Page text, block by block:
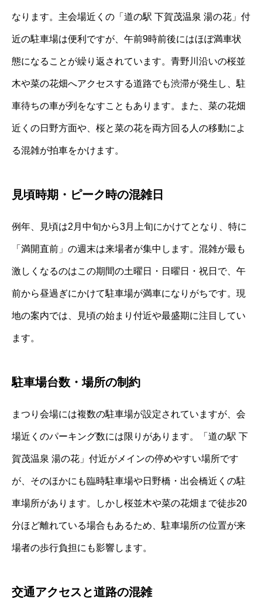
なります。主会場近くの「道の駅 下賀茂温泉 湯の花」付
近の駐車場は便利ですが、午前9時前後にはほぼ満車状
態になることが繰り返されています。青野川沿いの桜並
木や菜の花畑へアクセスする道路でも渋滞が発生し、駐
車待ちの車が列をなすこともあります。また、菜の花畑
近くの日野方面や、桜と菜の花を両方回る人の移動によ
る混雑が拍車をかけます。
見頃時期・ピーク時の混雑日
例年、見頃は2月中旬から3月上旬にかけてとなり、特に
「満開直前」の週末は来場者が集中します。混雑が最も
激しくなるのはこの期間の土曜日・日曜日・祝日で、午
前から昼過ぎにかけて駐車場が満車になりがちです。現
地の案内では、見頃の始まり付近や最盛期に注目してい
ます。
駐車場台数・場所の制約
まつり会場には複数の駐車場が設定されていますが、会
場近くのパーキング数には限りがあります。「道の駅 下
賀茂温泉 湯の花」付近がメインの停めやすい場所です
が、そのほかにも臨時駐車場や日野橋・出会橋近くの駐
車場所があります。しかし桜並木や菜の花畑まで徒歩20
分ほど離れている場合もあるため、駐車場所の位置が来
場者の歩行負担にも影響します。
交通アクセスと道路の混雑